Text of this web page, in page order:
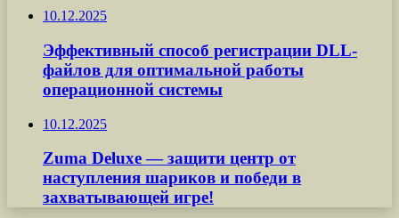
10.12.2025
Эффективный способ регистрации DLL-
файлов для оптимальной работы
операционной системы
10.12.2025
Zuma Deluxe — защити центр от
наступления шариков и победи в
захватывающей игре!